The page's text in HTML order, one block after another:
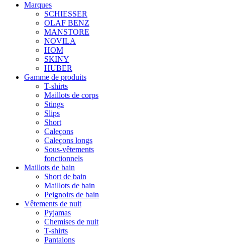
Marques
SCHIESSER
OLAF BENZ
MANSTORE
NOVILA
HOM
SKINY
HUBER
Gamme de produits
T-shirts
Maillots de corps
Stings
Slips
Short
Caleçons
Caleçons longs
Sous-vêtements
fonctionnels
Maillots de bain
Short de bain
Maillots de bain
Peignoirs de bain
Vêtements de nuit
Pyjamas
Chemises de nuit
T-shirts
Pantalons